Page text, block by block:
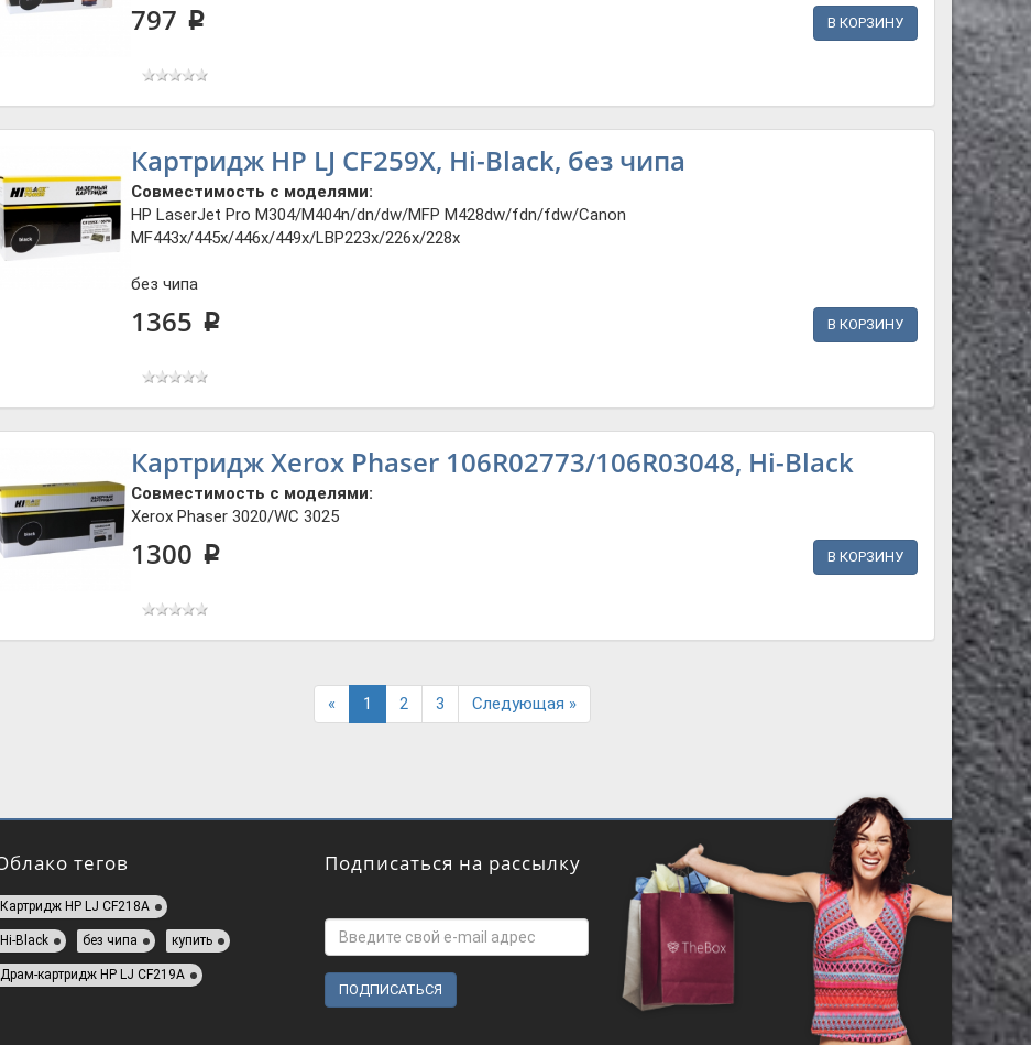
797 p В КОРЗИНУ
Картридж HP LJ CF259X, Hi-Black, без чипа
Совместимость с моделями:
HP LaserJet Pro M304/M404n/dn/dw/MFP M428dw/fdn/fdw/Canon
MF443x/445x/446x/449x/LBP223x/226x/228x
без чипа
1365 p В КОРЗИНУ
Картридж Xerox Phaser 106R02773/106R03048, Hi-Black
Совместимость с моделями:
Xerox Phaser 3020/WC 3025
1300 p В КОРЗИНУ
« Previous
1 2 3 Следующая »Next
тегов
Картридж HP LJ CF218A
Hi-Black без чипа купить
Драм-картридж HP LJ CF219A
Подписаться на рассылку